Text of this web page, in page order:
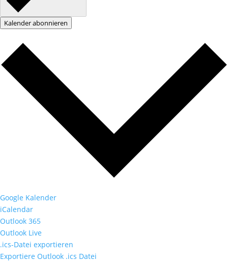
Kalender abonnieren
Google Kalender
iCalendar
Outlook 365
Outlook Live
.ics-Datei exportieren
Exportiere Outlook .ics Datei